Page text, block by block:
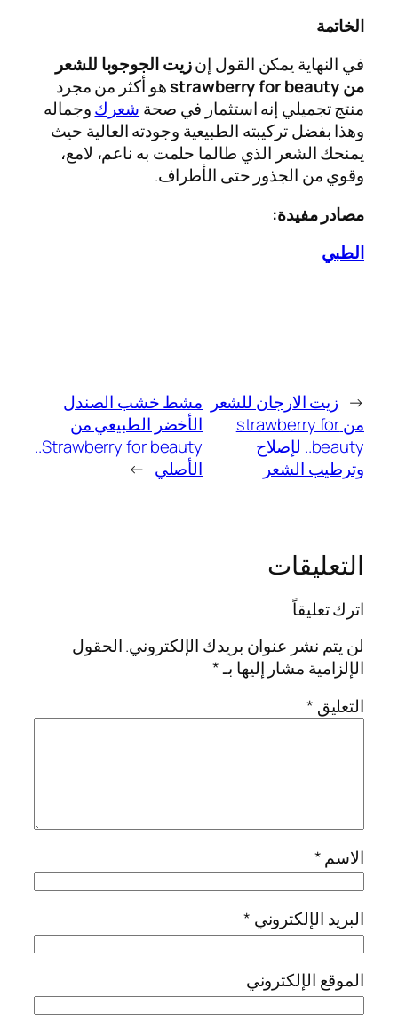
الخاتمة
في النهاية يمكن القول إنزيت الجوجوبا للشعر
من strawberry for beauty
هو أكثر من مجرد
منتج تجميلي إنه استثمار في صحة شعركوجماله
وهذا بفضل تركيبته الطبيعية وجودته العالية حيث
يمنحك الشعر الذي طالما حلمت به ناعم، لامع،
وقوي من الجذور حتى الأطراف.
مصادر مفيدة:
الطبي
← زيت الارجان للشعر
من strawberry for
beauty.. لإصلاح
وترطيب الشعر
مشط خشب الصندل
الأخضر الطبيعي من
Strawberry for beauty..
الأصلي →
التعليقات
اترك تعليقاً
لن يتم نشر عنوان بريدك الإلكتروني.الحقول
الإلزامية مشار إليها بـ*
التعليق *
الاسم*
البريد الإلكتروني *
الموقع الإلكتروني